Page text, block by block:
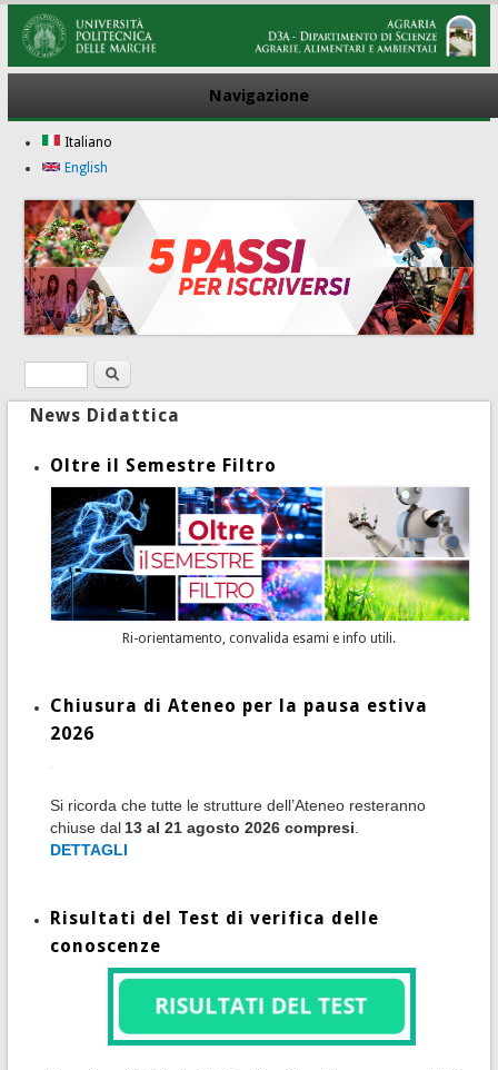
Navigazione
Italiano
English
Form di ricerca
Ricerca
News Didattica
Oltre il Semestre Filtro
Ri-orientamento, convalida esami e info utili.
Chiusura di Ateneo per la pausa estiva
2026
Si ricorda che tutte le strutture dell’Ateneo resteranno
chiuse dal 13 al 21 agosto 2026 compresi
DETTAGLI
Risultati del Test di verifica delle
conoscenze